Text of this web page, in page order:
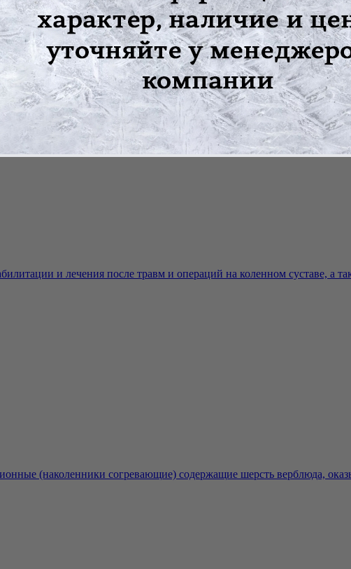
ноги выше и ниже колена;
и повреждений от застежек «Велкро» при использовании;
и совмещение осей подвижности.
и лечения после травм и операций на коленном суставе, а
(наколенники согревающие) содержащие шерсть верблюда,